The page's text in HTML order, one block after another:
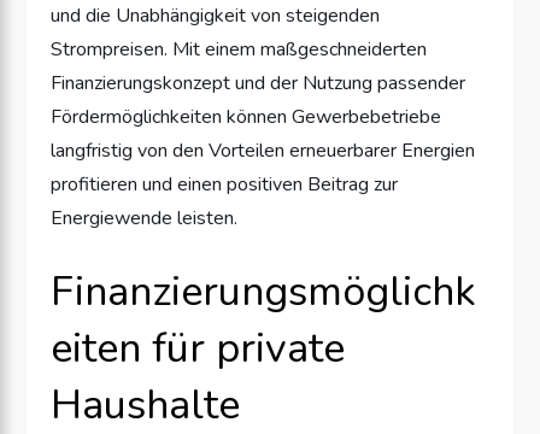
und die Unabhängigkeit von steigenden
Strompreisen. Mit einem maßgeschneiderten
Finanzierungskonzept und der Nutzung passender
Fördermöglichkeiten können Gewerbebetriebe
langfristig von den Vorteilen erneuerbarer Energien
profitieren und einen positiven Beitrag zur
Energiewende leisten.
Finanzierungsmöglichk
eiten für private
Haushalte